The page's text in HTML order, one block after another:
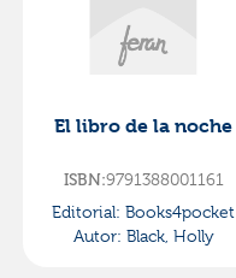
El libro de la noche
ISBN:9791388001161
Editorial: Books4pocket
Autor: Black, Holly